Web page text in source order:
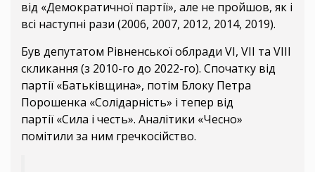
від «Демократичної партії», але не пройшов, як і
всі наступні рази (2006, 2007, 2012, 2014, 2019).
Був депутатом Рівненської облради VI, VII та VIII
скликання (з 2010-го до 2022-го). Спочатку від
партії «Батьківщина», потім Блоку Петра
Порошенка «Солідарність» і тепер від
партії «Сила і честь». Аналітики «Чесно»
помітили за ним гречкосійство.